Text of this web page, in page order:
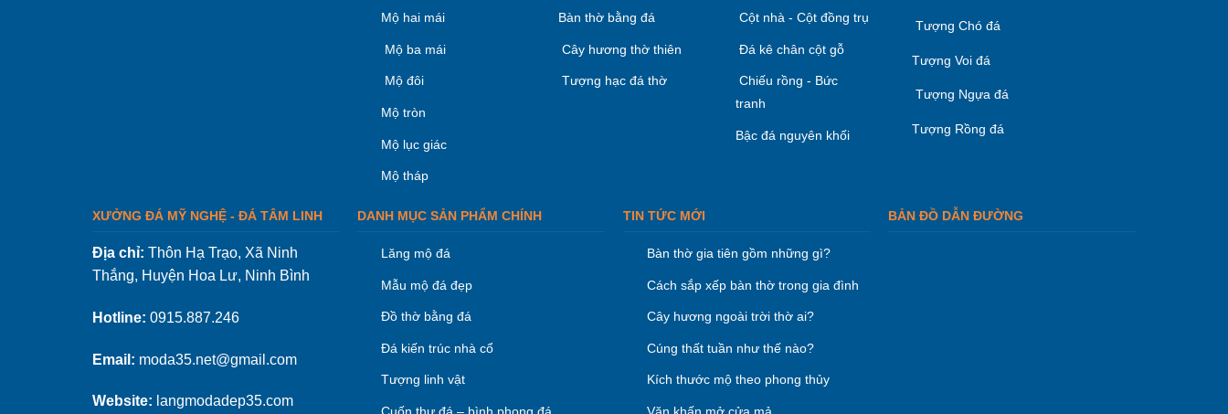
Mộ hai mái
Mộ ba mái
Mộ đôi
Mộ tròn
Mộ lục giác
Mộ tháp
Bàn thờ bằng đá
Cây hương thờ thiên
Tượng hạc đá thờ
Cột nhà - Cột đồng trụ
Đá kê chân cột gỗ
Chiếu rồng - Bức
tranh
Bậc đá nguyên khối
Tượng Chó đá
Tượng Voi đá
Tượng Ngựa đá
Tượng Rồng đá
XƯỞNG ĐÁ MỸ NGHỆ - ĐÁ TÂM LINH
Địa chỉ: Thôn Hạ Trạo, Xã Ninh
Thắng, Huyện Hoa Lư, Ninh Bình
Hotline: 0915.887.246
Email: moda35.net@gmail.com
Website: langmodadep35.com
DANH MỤC SẢN PHẨM CHÍNH
Lăng mộ đá
Mẫu mộ đá đẹp
Đồ thờ bằng đá
Đá kiến trúc nhà cổ
Tượng linh vật
TIN TỨC MỚI
Bàn thờ gia tiên gồm những gì?
Cách sắp xếp bàn thờ trong gia đình
Cây hương ngoài trời thờ ai?
Cúng thất tuần như thế nào?
Kích thước mộ theo phong thủy
BẢN ĐỒ DẪN ĐƯỜNG